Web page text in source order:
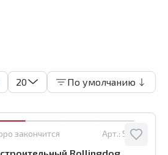
20 По умолчанию
закончится Арт.: 50087